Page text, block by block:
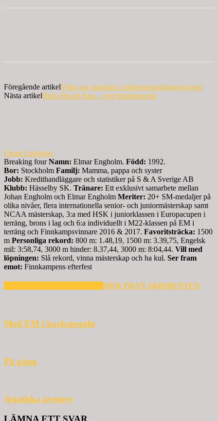
Föregående artikelVilka var snabbast i midsommaraftonens lopp?
Nästa artikelBöda Beach Run – nytt löparkoncept
Elmar Engholm
Breaking fourNamn: Elmar Engholm. Född: 1992.
Bor: Stockholm Familj: Mamma, pappa och syster
Jobb: Kredithandläggare och statistiker på S & A Sverige AB
Klubb: Hässelby SK. Tränare: Ett exklusivt samarbete mellan
Johan Engholm och Elmar Engholm Meriter: 20+ SM-medaljer på
olika nivåer, flera internationella senior- och juniormästerskap samt
NCAA mästerskap, 3:a med HSK i juniorklassen i Europacupen i
terräng, brons i lag och 6:a individuellt i M22-klassen på EM i
terräng och Finnkampsvinnare 2016 & 2017. Favoritsträcka: 1500
m Personliga rekord: 800 m: 1.48,19, 1500 m: 3.39,75, Engelsk
mil: 3:58,74, 3000 m hinder: 8.37,44, 3000 m: 8:04,44. Vill med
löpningen: Slå rekord, vinna mästerskap och ha kul. Ser fram
emot: Finnkampens efterfest
MER FRÅN SKRIBENTEN
Med EM i backspegeln
På gång
Asiatiska äventyr
LÄMNA ETT SVAR